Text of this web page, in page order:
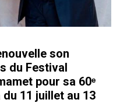
son
du Festival
pour sa 60ᵉ
11 juillet au 13